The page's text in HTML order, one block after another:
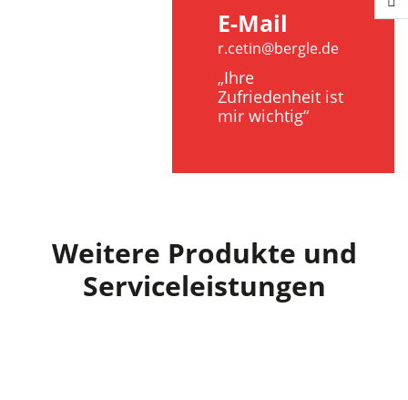
E-Mail
r.cetin@bergle.de
„Ihre
Zufriedenheit ist
mir wichtig“
Weitere Produkte und
Serviceleistungen